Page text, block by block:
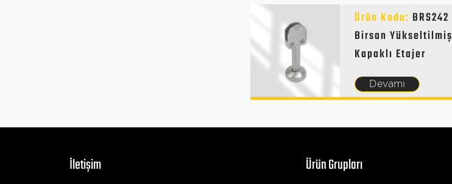
Ürün Kodu: BRS242
Birsan Yükseltilmiş
Kapaklı Etajer
Devamı
İletişim Ürün Grupları